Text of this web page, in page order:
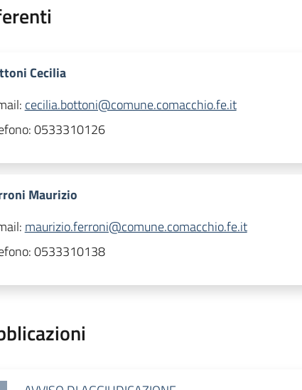
Cecilia
cecilia.bottoni@comune.comacchio.fe.it
0533310126
Maurizio
maurizio.ferroni@comune.comacchio.fe.it
0533310138